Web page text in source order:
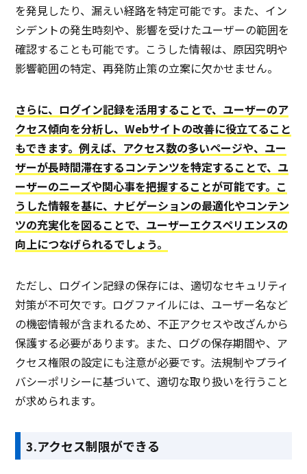
を発見したり、漏えい経路を特定可能です。また、イン
シデントの発生時刻や、影響を受けたユーザーの範囲を
確認することも可能です。こうした情報は、原因究明や
影響範囲の特定、再発防止策の立案に欠かせません。
さらに、ログイン記録を活用することで、ユーザーのア
クセス傾向を分析し、Webサイトの改善に役立てること
もできます。例えば、アクセス数の多いページや、ユー
ザーが長時間滞在するコンテンツを特定することで、ユ
ーザーのニーズや関心事を把握することが可能です。こ
うした情報を基に、ナビゲーションの最適化やコンテン
ツの充実化を図ることで、ユーザーエクスペリエンスの
向上につなげられるでしょう。
ただし、ログイン記録の保存には、適切なセキュリティ
対策が不可欠です。ログファイルには、ユーザー名など
の機密情報が含まれるため、不正アクセスや改ざんから
保護する必要があります。また、ログの保存期間や、ア
クセス権限の設定にも注意が必要です。法規制やプライ
バシーポリシーに基づいて、適切な取り扱いを行うこと
が求められます。
3.アクセス制限ができる